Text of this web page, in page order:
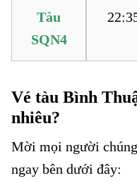
Tàu
SQN4
Vé tàu Bình
nhiêu?
Mời mọi người
ngay bên dưới đây: